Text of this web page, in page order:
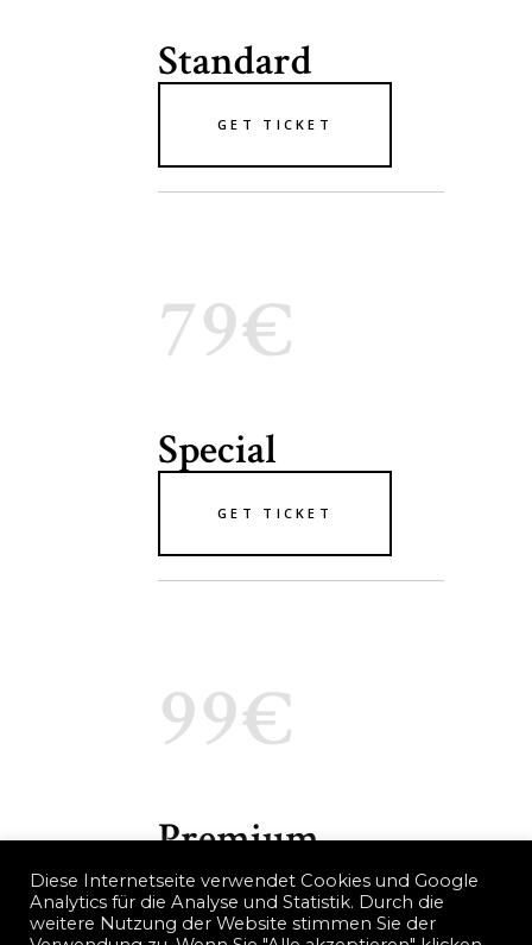
Standard
GET TICKET
79€
Special
GET TICKET
99€
Premium
GET TICKET
Diese Internetseite verwendet Cookies und Google
Analytics für die Analyse und Statistik. Durch die
weitere Nutzung der Website stimmen Sie der